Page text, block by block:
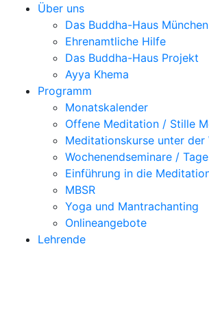
Über uns
Das Buddha-Haus München
Ehrenamtliche Hilfe
Das Buddha-Haus Projekt
Ayya Khema
Programm
Monatskalender
Offene Meditation / Stille
Meditationskurse unter der
Wochenendseminare /
Einführung in die
MBSR
Yoga und Mantrachanting
Onlineangebote
Lehrende